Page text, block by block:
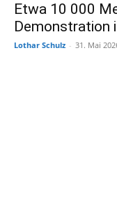
Etwa 10 000
Demonstration
Lothar Schulz - 31. Mai